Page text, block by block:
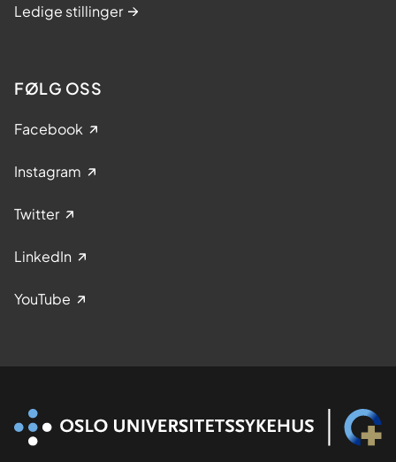
Ledige stillinger
FØLG OSS
Facebook
Instagram
Twitter
LinkedIn
YouTube